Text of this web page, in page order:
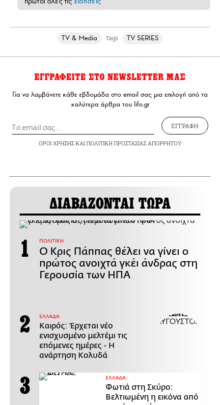
TV & Media Tags TV SERIES
ΕΓΓΡΑΦΕΙΤΕ ΣΤΟ NEWSLETTER ΜΑΣ
Για να λαμβάνετε κάθε εβδομάδα στο email σας μια επιλογή από τα
καλύτερα άρθρα του lifo.gr
ΕΓΓΡΑΦΗ
ΟΡΟΙ ΧΡΗΣΗΣΚΑΙ ΠΟΛΙΤΙΚΗ ΠΡΟΣΤΑΣΙΑΣ ΑΠΟΡΡΗΤΟΥ
ΔΙΑΒΑΖΟΝΤΑΙ ΤΩΡΑ
ΠΟΛΙΤΙΚΗ
Ο Κρις Πάππας θέλει να γίνει ο
πρώτος ανοιχτά γκέι άνδρας στη
Γερουσία των ΗΠΑ
ΕΛΛΑΔΑ
Καιρός: Έρχεται νέο
ενισχυσμένο μελτέμι τις
επόμενες ημέρες - Η
ανάρτηση Κολυδά
ΕΛΛΑΔΑ
Φωτιά στη Σκύρο:
Βελτιωμένη η εικόνα από